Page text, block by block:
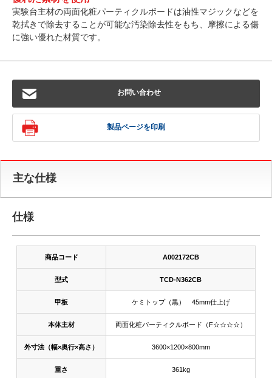
実験台主材の両面化粧パーティクルボードは油性マジックなどを
乾拭きで除去することが可能な汚染除去性をもち、摩擦による傷
に強い優れた材質です。
お問い合わせ
製品ページを印刷
主な仕様
仕様
商品コード A002172CB
型式 TCD-N362CB
甲板 ケミトップ（黒） 45mm仕上げ
本体主材 両面化粧パーティクルボード（F☆☆☆☆）
外寸法（幅×奥行×高さ） 3600×1200×800mm
重さ 361kg